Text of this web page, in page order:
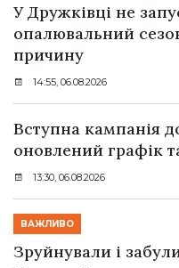
У Дружківці не
опалювальний
причину
14:55, 06.08.2026
Вступна кампанія
оновлений графік
13:30, 06.08.2026
ВАЖЛИВО
Зруйнували і